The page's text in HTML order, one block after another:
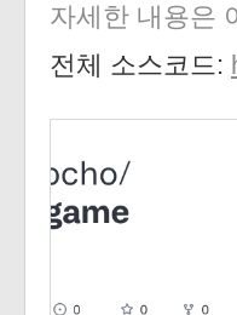
자세한 내용은
전체 소스코드: